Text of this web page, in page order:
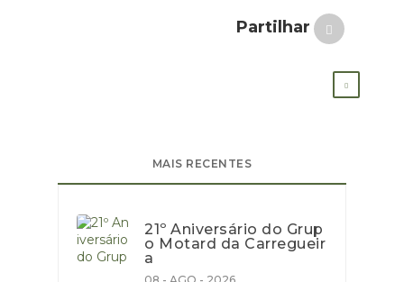
Partilhar
MAIS RECENTES
21º Aniversário do Grup
o Motard da Carregueir
a